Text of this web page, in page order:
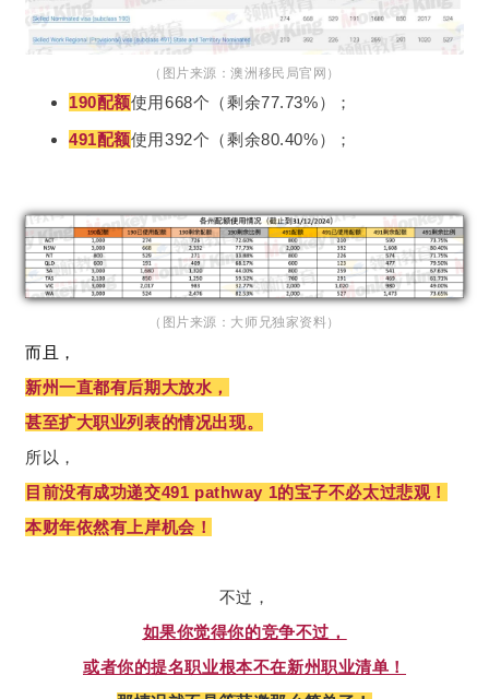
（图片来源：澳洲移民局官网）
190配额使用668个（剩余77.73%）；
491配额使用392个（剩余80.40%）；
（图片来源：大师兄独家资料）
而且，
新州一直都有后期大放水，
甚至扩大职业列表的情况出现。
所以，
目前没有成功递交491 pathway 1的宝子不必太过悲观！
本财年依然有上岸机会！
不过，
如果你觉得你的竞争不过，
或者你的提名职业根本不在新州职业清单！